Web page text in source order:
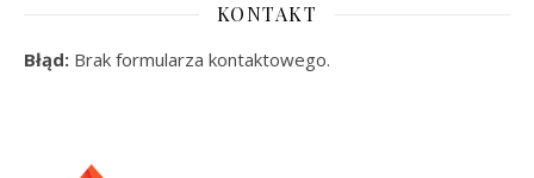
KONTAKT
Błąd: Brak formularza kontaktowego.